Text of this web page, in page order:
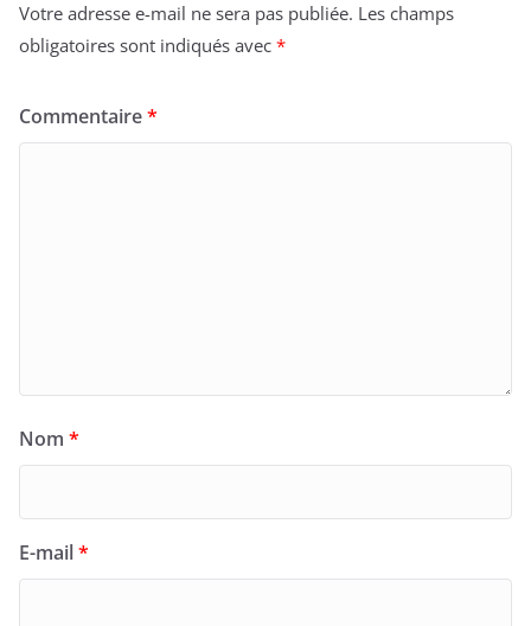
Votre adresse e-mail ne sera pas publiée. Les champs
obligatoires sont indiqués avec *
Commentaire*
Nom *
E-mail*